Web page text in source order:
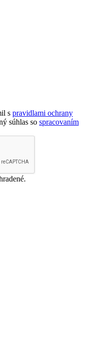
s pravidlami ochrany
súhlas so spracovaním